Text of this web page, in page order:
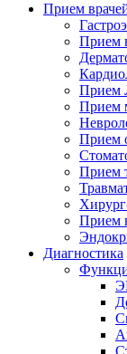
Прием
Прием
Прием
Прием
Прием
Прием
Прием
Диагностика